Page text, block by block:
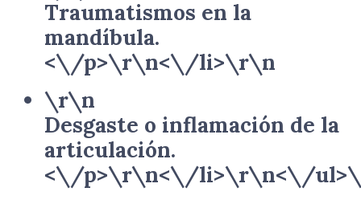
Traumatismos en la
mandíbula.
<\/p>\r\n<\/li>\r\n
\r\n
Desgaste o inflamación de la
articulación.
<\/p>\r\n<\/li>\r\n<\/